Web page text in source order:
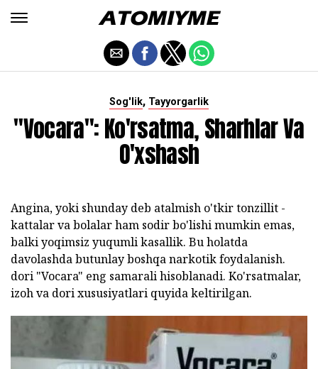
Sog'lik, Tayyorgarlik
"Vocara": Ko'rsatma, Sharhlar Va
O'xshash
Angina, yoki shunday deb atalmish o'tkir tonzillit -
kattalar va bolalar ham sodir bo'lishi mumkin emas,
balki yoqimsiz yuqumli kasallik. Bu holatda
davolashda butunlay boshqa narkotik foydalanish.
dori "Vocara" eng samarali hisoblanadi. Ko'rsatmalar,
izoh va dori xususiyatlari quyida keltirilgan.